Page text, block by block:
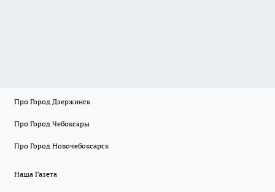
Про Город Дзержинск
Про Город Чебоксары
Про Город Новочебоксарск
Наша Газета